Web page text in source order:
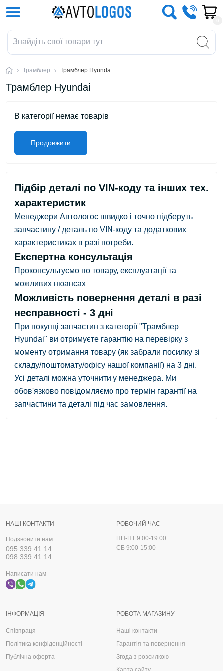
Трамблер Трамблер Hyundai
Трамблер Hyundai
В категорії немає товарів
Продовжити
Підбір деталі по VIN-коду та інших тех.
характеристик
Менеджери Автологос швидко і точно підберуть
запчастину / деталь по VIN-коду та додаткових
характеристиках в разі потреби.
Експертна консультація
Проконсультуємо по товару, експлуатації та
можливих нюансах
Можливість повернення деталі в разі
несправності - 3 дні
При покупці запчастин з категорії "Трамблер
Hyundai" ви отримуєте гарантію на перевірку з
моменту отримання товару (як забрали посилку зі
складу/поштомату/офісу нашої компанії) на 3 дні.
Усі деталі можна уточнити у менеджера. Ми
обов'язково повідомляємо про термін гарантії на
запчастини та деталі під час замовлення.
НАШІ КОНТАКТИ
Подзвонити нам
095 339 41 14
098 339 41 14
Написати нам
РОБОТА МАГАЗИНУ
Наші контакти
Гарантія та повернення
Згода з розсилкою
Карта сайту
ІНФОРМАЦІЯ
Співпраця
Політика конфіденційності
Публічна оферта
РОБОЧИЙ ЧАС
ПН-ПТ 9:00-19:00
СБ 9:00-15:00